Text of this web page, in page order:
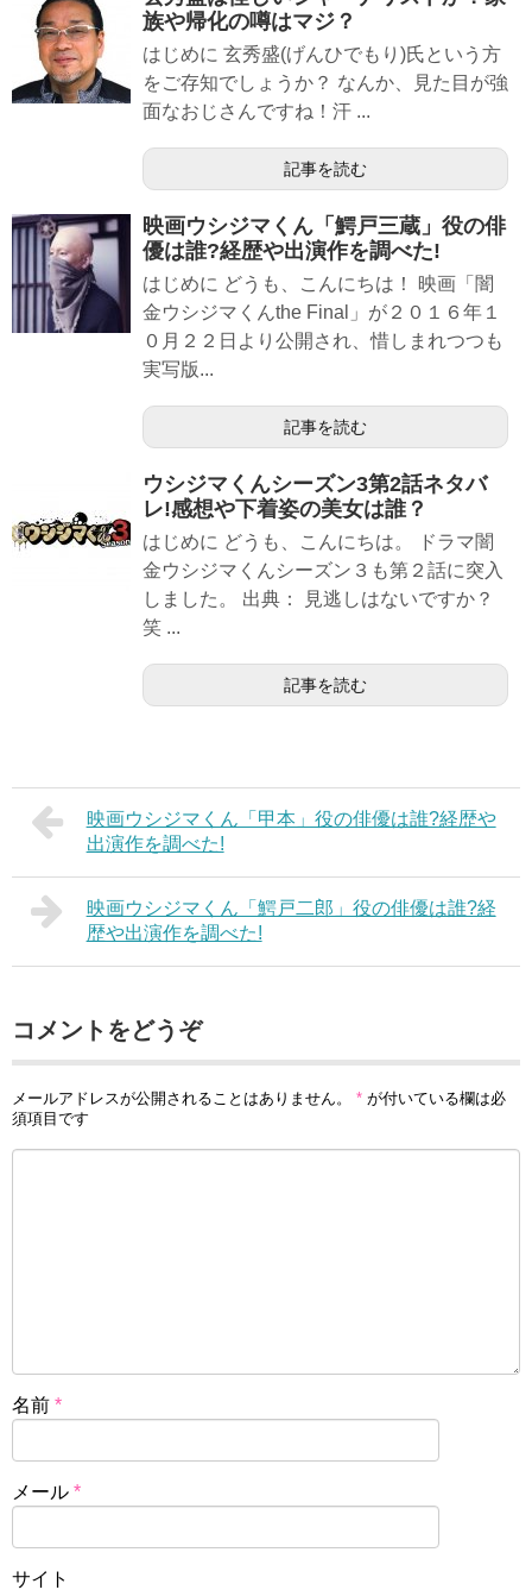
族や帰化の噂はマジ？
はじめに 玄秀盛(げんひでもり)氏という方
をご存知でしょうか？ なんか、見た目が強
面なおじさんですね！汗 ...
記事を読む
映画ウシジマくん「鰐戸三蔵」役の俳
優は誰?経歴や出演作を調べた!
はじめに どうも、こんにちは！ 映画「闇
金ウシジマくんthe Final」が２０１６年１
０月２２日より公開され、惜しまれつつも
実写版...
記事を読む
ウシジマくんシーズン3第2話ネタバ
レ!感想や下着姿の美女は誰？
はじめに どうも、こんにちは。 ドラマ闇
金ウシジマくんシーズン３も第２話に突入
しました。 出典： 見逃しはないですか？
笑 ...
記事を読む
映画ウシジマくん「甲本」役の俳優は誰?経歴や
出演作を調べた!
映画ウシジマくん「鰐戸二郎」役の俳優は誰?経
歴や出演作を調べた!
コメントをどうぞ
メールアドレスが公開されることはありません。 * が付いている欄は必
須項目です
名前 *
メール *
サイト